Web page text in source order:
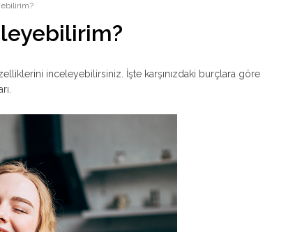
inceleyebilirsiniz. İşte karşınızdaki burçlara göre